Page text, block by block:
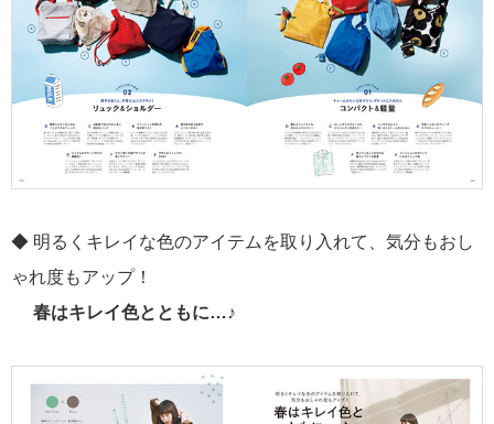
◆ 明るくキレイな色のアイテムを取り入れて、気分もおし
ゃれ度もアップ！
春はキレイ色とともに…♪